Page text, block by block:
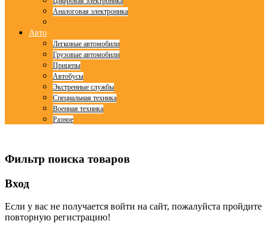
Аналоговая электроника
Авто
Легковые автомобили
Грузовые автомобили
Прицепы
Автобусы
Экстренные службы
Специальная техника
Военная техника
Разное
Фильтр поиска товаров
Вход
Если у вас не получается войти на сайт, пожалуйста пройдите
повторную регистрацию!